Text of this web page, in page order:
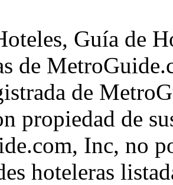
Guía de
de
de
propiedad de
Inc, no
hoteleras